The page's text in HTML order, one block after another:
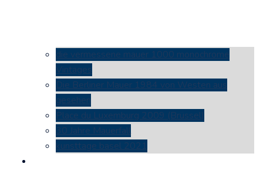
die vermessene mauer 1000 monochrome
Vintages
Die Berliner Mauer 1984 von Westen aus
gesehen
Place du Luxemburg 2009 (Brüssel)
30 Jahre Mauerfall
kunsttage basel 2021